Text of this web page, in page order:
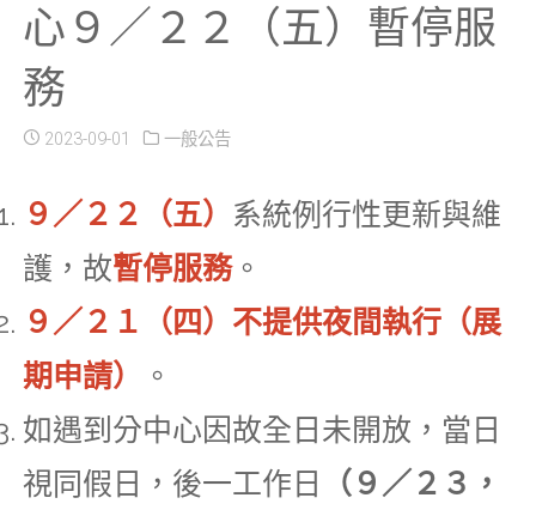
心９／２２（五）暫停服
務
2023-09-01 一般公告
９／２２（五） 系統例行性更新與維
護，故暫停服務。
９／２１（四）不提供夜間執行（展
期申請）
。
如遇到分中心因故全日未開放，當日
視同假日，後一工作日
（９／２３，